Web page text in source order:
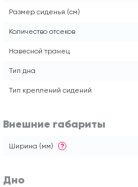
Размер сиденья (см)
Количество отсеков
Навесной транец
Тип дна
Тип креплений сидений
Внешние габариты
Ширина (мм) ?
Дно